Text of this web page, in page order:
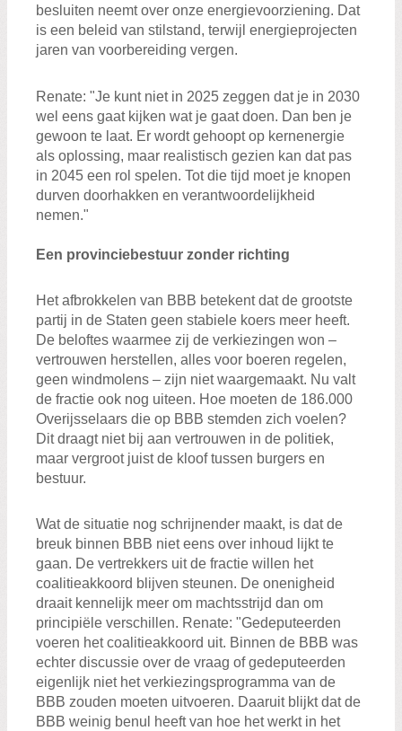
besluiten neemt over onze energievoorziening. Dat
is een beleid van stilstand, terwijl energieprojecten
jaren van voorbereiding vergen.
Renate: "Je kunt niet in 2025 zeggen dat je in 2030
wel eens gaat kijken wat je gaat doen. Dan ben je
gewoon te laat. Er wordt gehoopt op kernenergie
als oplossing, maar realistisch gezien kan dat pas
in 2045 een rol spelen. Tot die tijd moet je knopen
durven doorhakken en verantwoordelijkheid
nemen."
Een provinciebestuur zonder richting
Het afbrokkelen van BBB betekent dat de grootste
partij in de Staten geen stabiele koers meer heeft.
De beloftes waarmee zij de verkiezingen won –
vertrouwen herstellen, alles voor boeren regelen,
geen windmolens – zijn niet waargemaakt. Nu valt
de fractie ook nog uiteen. Hoe moeten de 186.000
Overijsselaars die op BBB stemden zich voelen?
Dit draagt niet bij aan vertrouwen in de politiek,
maar vergroot juist de kloof tussen burgers en
bestuur.
Wat de situatie nog schrijnender maakt, is dat de
breuk binnen BBB niet eens over inhoud lijkt te
gaan. De vertrekkers uit de fractie willen het
coalitieakkoord blijven steunen. De onenigheid
draait kennelijk meer om machtsstrijd dan om
principiële verschillen. Renate: "Gedeputeerden
voeren het coalitieakkoord uit. Binnen de BBB was
echter discussie over de vraag of gedeputeerden
eigenlijk niet het verkiezingsprogramma van de
BBB zouden moeten uitvoeren. Daaruit blijkt dat de
BBB weinig benul heeft van hoe het werkt in het